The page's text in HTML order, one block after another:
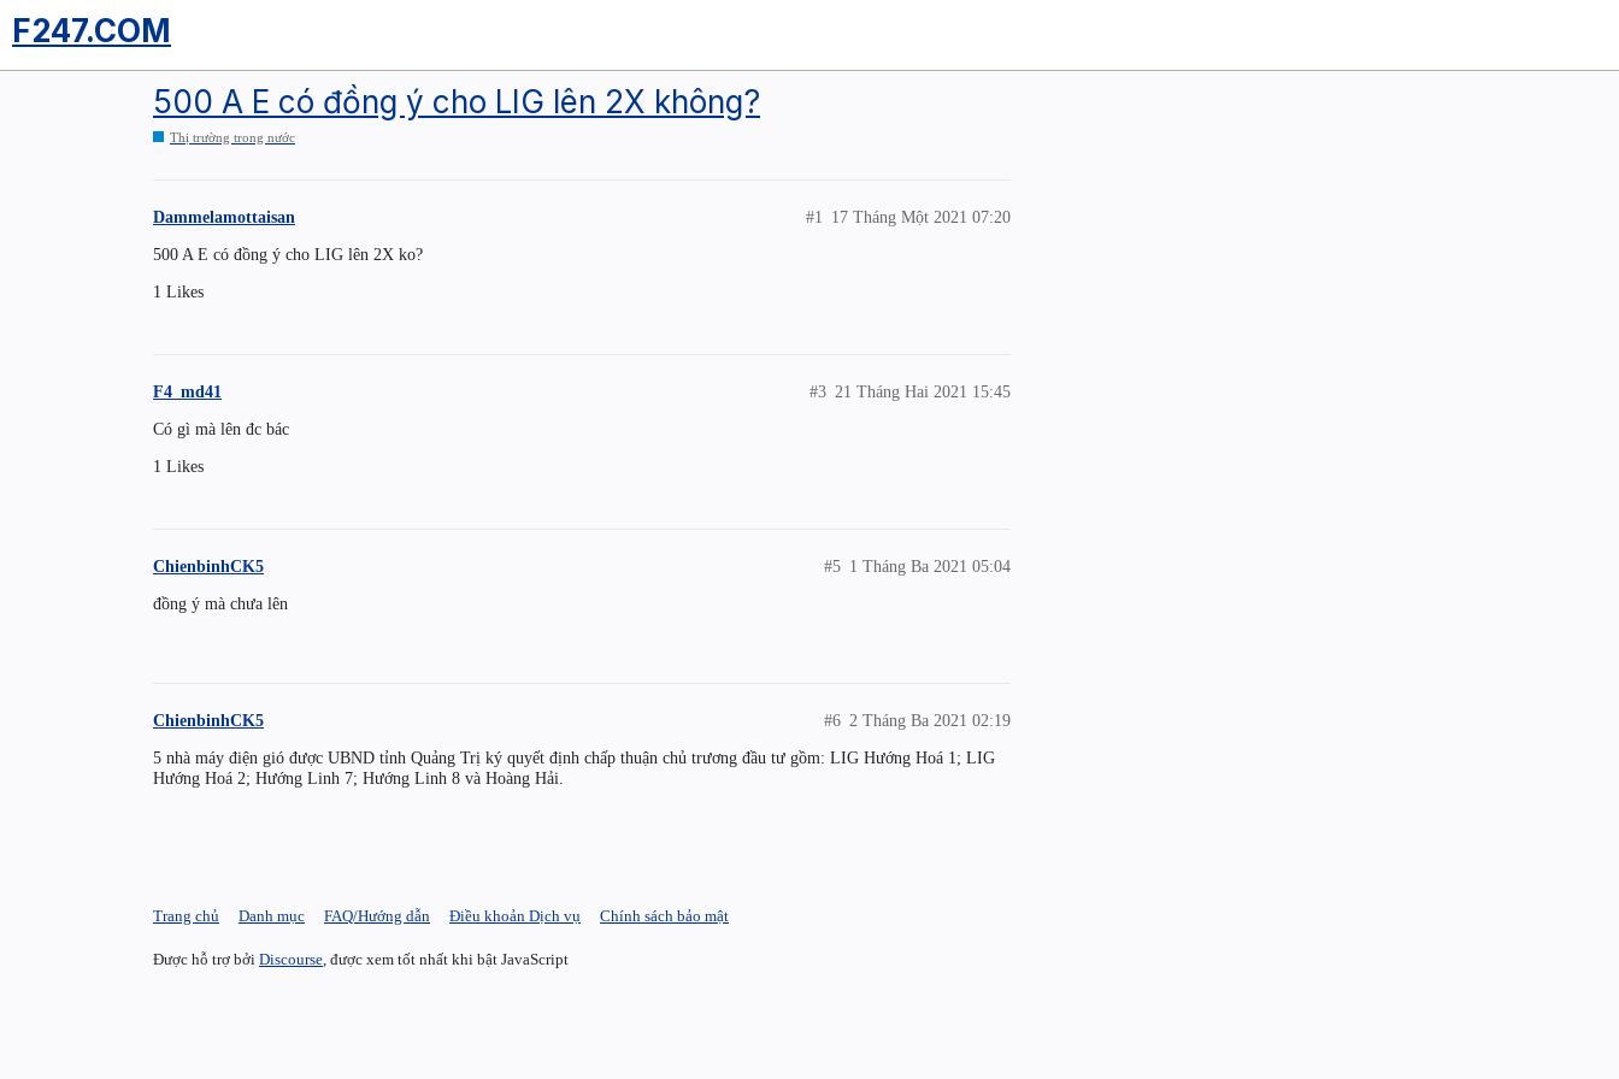
F247.COM
500 A E có đồng ý cho LIG lên 2X không?
Thị trường trong nước
Dammelamottaisan 17 Tháng Một 2021 07:20
#1
500 A E có đồng ý cho LIG lên 2X ko?
1 Likes
F4_md41 21 Tháng Hai 2021 15:45
#3
Có gì mà lên đc bác
1 Likes
ChienbinhCK5 1 Tháng Ba 2021 05:04
#5
đồng ý mà chưa lên
ChienbinhCK5 2 Tháng Ba 2021 02:19
#6
5 nhà máy điện gió được UBND tỉnh Quảng Trị ký quyết định chấp thuận chủ trương đầu tư gồm: LIG Hướng Hoá 1; LIG
Hướng Hoá 2; Hướng Linh 7; Hướng Linh 8 và Hoàng Hải.
Trang chủ Danh mục FAQ/Hướng dẫn Điều khoản Dịch vụ Chính sách bảo mật
Được hỗ trợ bởi Discourse , được xem tốt nhất khi bật JavaScript